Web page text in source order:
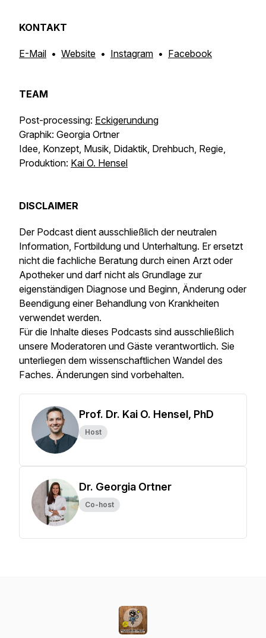
KONTAKT
E-Mail • Website • Instagram • Facebook
TEAM
Post-processing: Eckigerundung
Graphik: Georgia Ortner
Idee, Konzept, Musik, Didaktik, Drehbuch, Regie,
Produktion: Kai O. Hensel
DISCLAIMER
Der Podcast dient ausschließlich der neutralen
Information, Fortbildung und Unterhaltung. Er ersetzt
nicht die fachliche Beratung durch einen Arzt oder
Apotheker und darf nicht als Grundlage zur
eigenständigen Diagnose und Beginn, Änderung oder
Beendigung einer Behandlung von Krankheiten
verwendet werden.
Für die Inhalte dieses Podcasts sind ausschließlich
unsere Moderatoren und Gäste verantwortlich. Sie
unterliegen dem wissenschaftlichen Wandel des
Faches. Änderungen sind vorbehalten.
Prof. Dr. Kai O. Hensel, PhD
Host
Dr. Georgia Ortner
Co-host